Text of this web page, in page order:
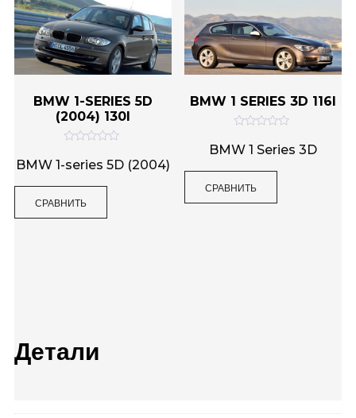
Детали
BMW 1-SERIES 5D
(2004) 130I
ц
е
а
BMW 1-series 5D (2004)
СРАВНИТЬ
BMW 1 SERIES 3D 116I
ц
е
а
BMW 1 Series 3D
СРАВНИТЬ